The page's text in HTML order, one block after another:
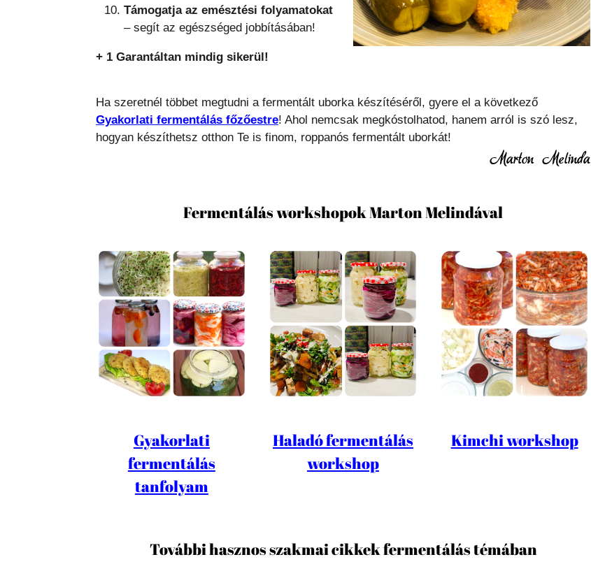
Támogatja az emésztési folyamatokat
– segít az egészséged jobbításában!
+ 1 Garantáltan mindig sikerül!
Ha szeretnél többet megtudni a fermentált uborka készítéséről, gyere el a következő
Gyakorlati fermentálás főzőestre! Ahol nemcsak megkóstolhatod, hanem arról is szó lesz,
hogyan készíthetsz otthon Te is finom, roppanós fermentált uborkát!
Marton Melinda
Fermentálás workshopok Marton Melindával
Gyakorlati
fermentálás
tanfolyam
Haladó fermentálás
workshop
Kimchi workshop
További hasznos szakmai cikkek fermentálás témában